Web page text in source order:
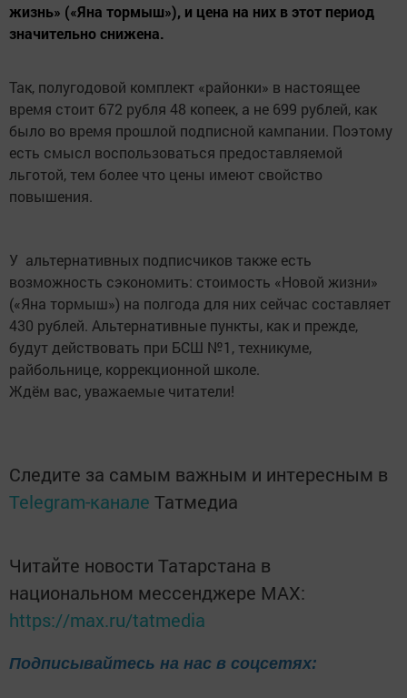
жизнь» («Яна тормыш»), и цена на них в этот период
значительно снижена.
Так, полугодовой комплект «районки» в настоящее
время стоит 672 рубля 48 копеек, а не 699 рублей, как
было во время прошлой подписной кампании. Поэтому
есть смысл воспользоваться предоставляемой
льготой, тем более что цены имеют свойство
повышения.
У альтернативных подписчиков также есть
возможность сэкономить: стоимость «Новой жизни»
(«Яна тормыш») на полгода для них сейчас составляет
430 рублей. Альтернативные пункты, как и прежде,
будут действовать при БСШ №1, техникуме,
райбольнице, коррекционной школе.
Ждём вас, уважаемые читатели!
Следите за самым важным и интересным в
Telegram-канале Татмедиа
Читайте новости Татарстана в
национальном мессенджере MАХ:
https://max.ru/tatmedia
Подписывайтесь на нас в соцсетях: